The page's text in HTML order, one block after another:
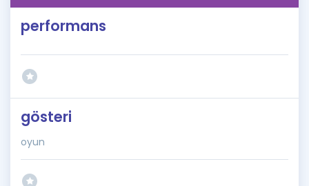
performans
gösteri
oyun